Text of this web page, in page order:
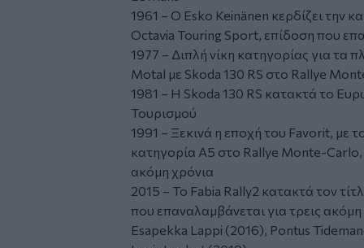
1961 – Ο Esko Keinänen κερδίζει την
Octavia Touring Sport, επίδοση που
1977 – Διπλή νίκη κατηγορίας για τα
Motal με Skoda 130 RS στο Rallye
1981 – Η Skoda 130 RS κατακτά το
Τουρισμού
1991 – Ξεκινά η εποχή του Favorit, με
κατηγορία A5 στο Rallye Monte-Carlo,
ακόμη χρόνια
2015 – Το Fabia Rally2 κατακτά τον
που επαναλαμβάνεται για τρεις
Esapekka Lappi (2016), Pontus